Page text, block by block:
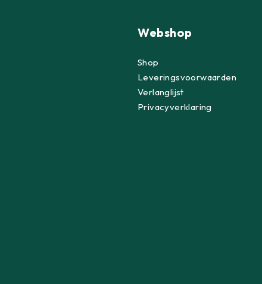
Webshop
Shop
Leveringsvoorwaarden
Verlanglijst
Privacyverklaring